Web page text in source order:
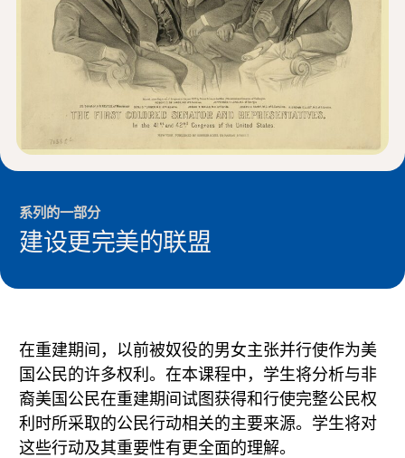
系列的一部分
建设更完美的联盟
在重建期间，以前被奴役的男女主张并行使作为美
国公民的许多权利。在本课程中，学生将分析与非
裔美国公民在重建期间试图获得和行使完整公民权
利时所采取的公民行动相关的主要来源。学生将对
这些行动及其重要性有更全面的理解。